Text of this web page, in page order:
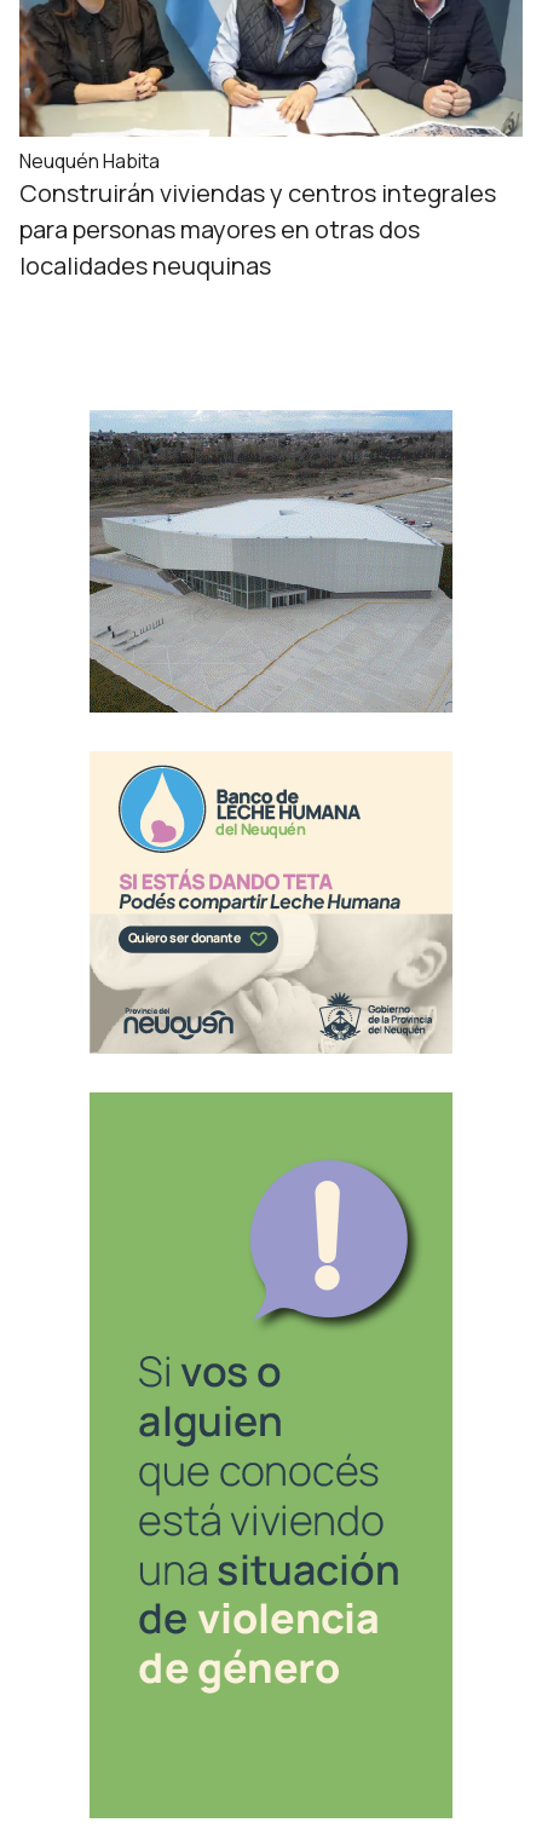
Neuquén Habita
Construirán viviendas y centros integrales
para personas mayores en otras dos
localidades neuquinas